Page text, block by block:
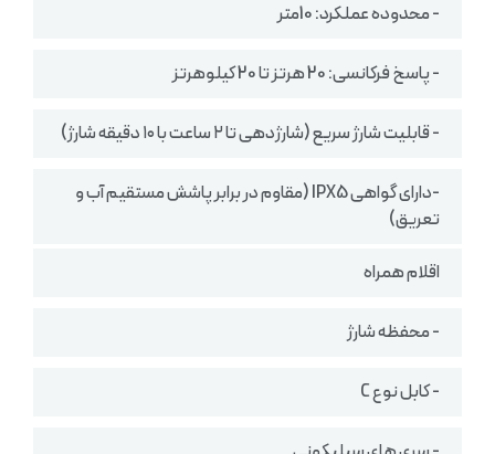
- محدوده عملکرد: 10متر
- پاسخ فرکانسی: 20 هرتز تا 20 کیلوهرتز
- قابلیت شارژ سریع (شارژدهی تا ۲ ساعت با ۱۰ دقیقه شارژ)
-دارای گواهی IPX5 (مقاوم در برابر پاشش مستقیم آب و
تعریق)
اقلام همراه
- محفظه شارژ
- کابل نوع C